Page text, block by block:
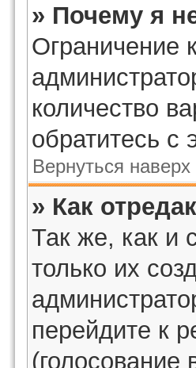
» Почему я
Ограничение
количество
обратитесь с
Вернуться наверх
» Как
Так же, как и
только их
перейдите к
(голосование